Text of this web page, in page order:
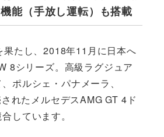
能（手放し運転）も搭載
果たし、2018年11月に日本へ
8シリーズ。高級ラグジュア
ポルシェ・パナメーラ、
れたメルセデスAMG GT 4ド
しています。